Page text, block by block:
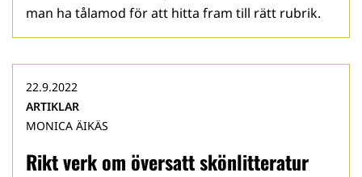
man ha tålamod för att hitta fram till rätt rubrik.
Rikt verk om översatt skönlitteratur
22.9.2022
ARTIKLAR
MONICA ÄIKÄS